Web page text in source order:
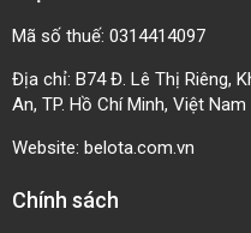
Mã số thuế: 0314414097
Địa chỉ: B74 Đ. Lê Thị Riêng,
An, TP. Hồ Chí Minh, Việt Nam
Website: belota.com.vn
Chính sách